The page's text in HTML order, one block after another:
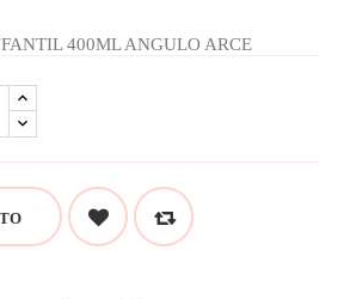
400ML ANGULO ARCE